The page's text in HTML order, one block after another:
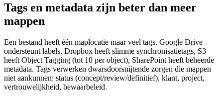
Tags en metadata zijn beter dan meer
mappen
Een bestand heeft één maplocatie maar veel tags. Google Drive
ondersteunt labels, Dropbox heeft slimme synchronisatietags, S3
heeft Object Tagging (tot 10 per object), SharePoint heeft beheerde
metadata. Tags verwerken dwarsdoorsnijtende zorgen die mappen
niet aankunnen: status (concept/review/definitief), klant, project,
vertrouwelijkheid, bewaarbeleid.